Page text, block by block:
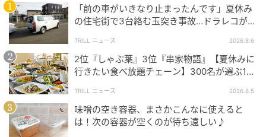
撮影：grapeフード編集部
「前の車がいきなり止まったんです」夏休み
の住宅街で3台絡む玉突き事故…ドラレコが捉
TRILL ニュース 2026.8.6
2位『しゃぶ葉』3位『串家物語』【夏休みに
行きたい食べ放題チェーン】300名が選ぶ1位
TRILL ニュース 2026.8.5
味噌の空き容器、まさかこんなに使えると
は！次の容器が空くのが待ち遠しい♪